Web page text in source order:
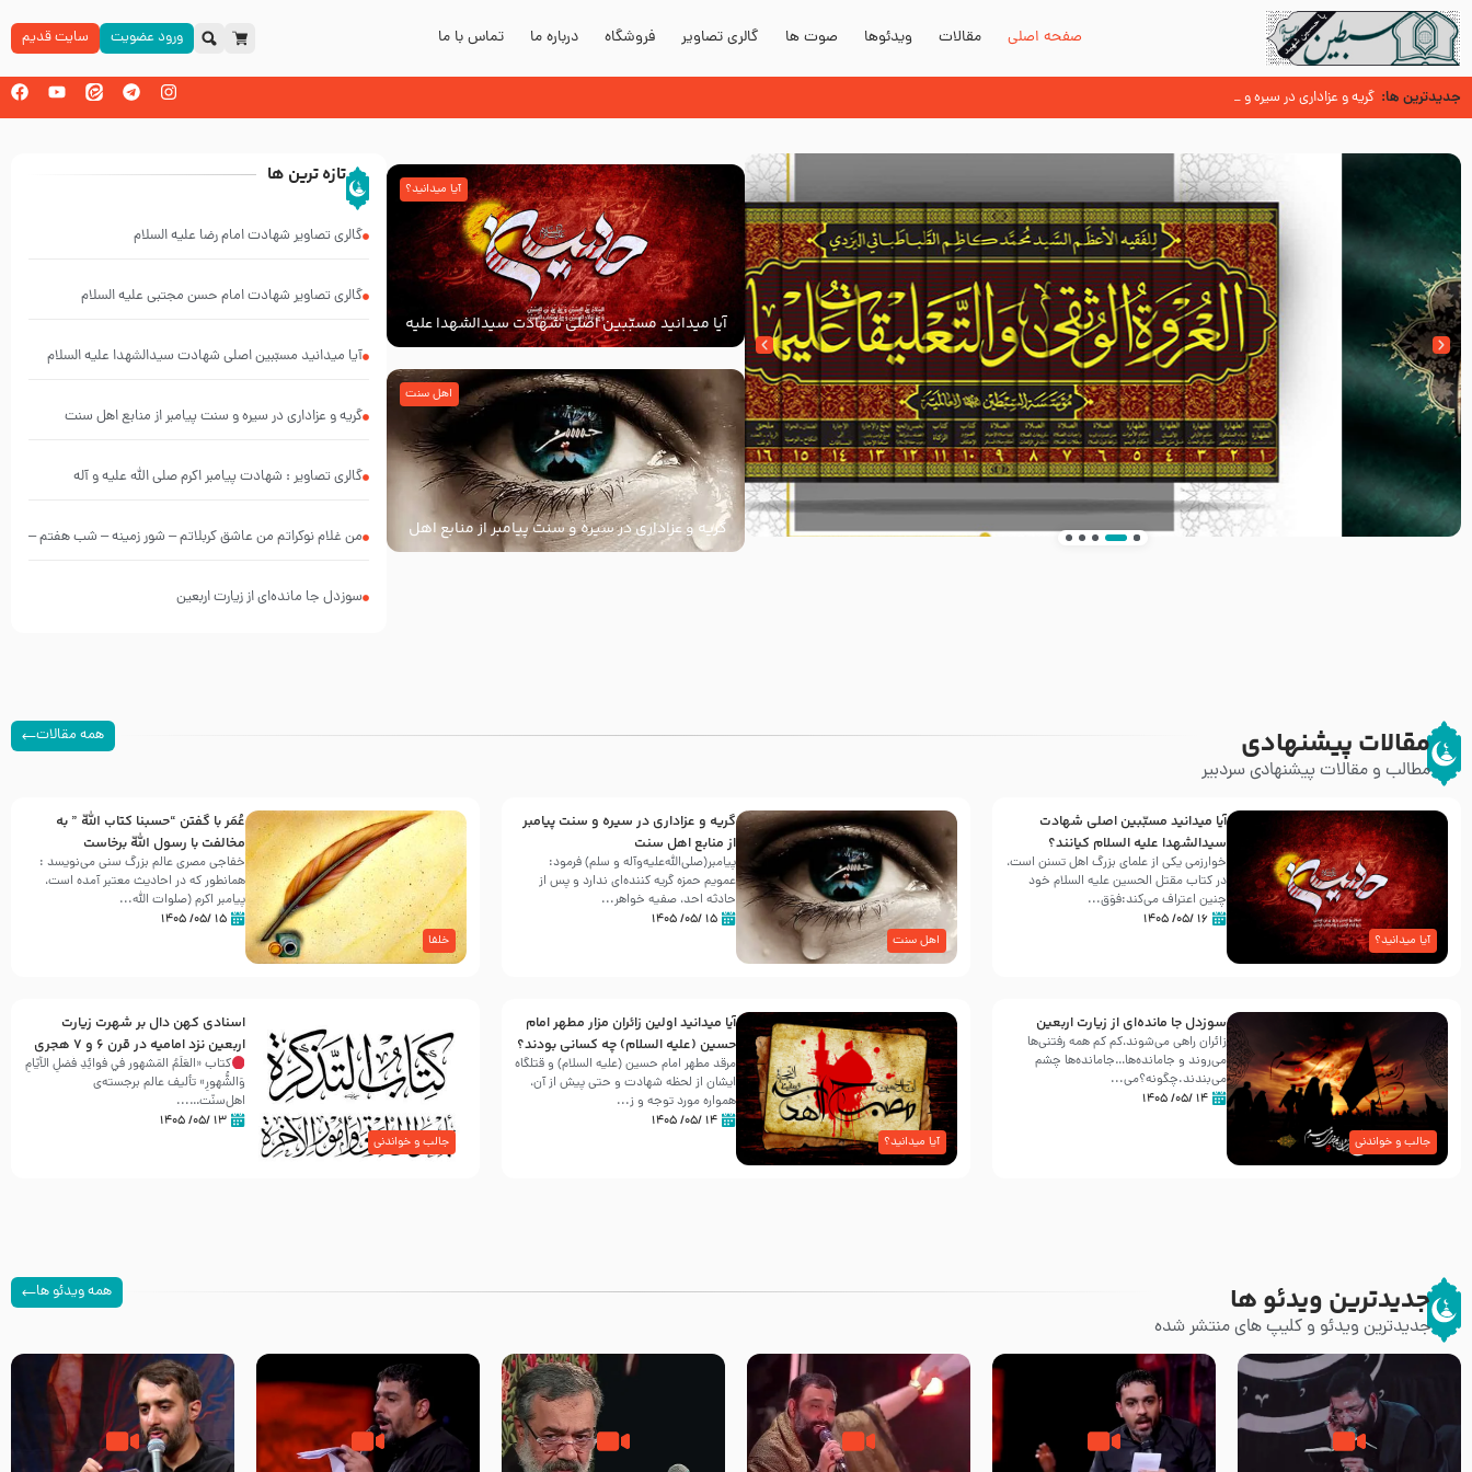
صفحه اصلی مقالات ویدئوها صوت ها گالری تصاویر فروشگاه درباره ما تماس با ما ورود عضویت سایت قدیم
جدیدترین ها: گریه و عزاداری در سیره و سنت پیامبر از منابع اهل سنت
عُمَر با گفتن “حسبنا كتاب اللّه ” به مخالفت با رسول اللّه برخاست
سوزدل جا مانده‌ای از زیارت اربعین
آیا میدانید مسبّبین اصلی شهادت سیدالشهدا علیه
‌السلام کیانند؟
آیا میدانید؟
گریه و عزاداری در سیره و سنت پیامبر از منابع اهل
سنت
اهل سنت
تازه ترین ها
گالری تصاویر شهادت امام رضا علیه السلام
گالری تصاویر شهادت امام حسن مجتبی علیه السلام
آیا میدانید مسبّبین اصلی شهادت سیدالشهدا علیه ‌السلام
گریه و عزاداری در سیره و سنت پیامبر از منابع اهل سنت
گالری تصاویر : شهادت پیامبر اکرم صلی الله علیه و آله
من غلام نوکراتم من عاشق کربلاتم – شور زمینه – شب هفتم –
سوزدل جا مانده‌ای از زیارت اربعین
مقالات پیشنهادی
مطالب و مقالات پیشنهادی سردبیر
همه مقالات
آیا میدانید؟
آیا میدانید مسبّبین اصلی شهادت
سیدالشهدا علیه ‌السلام کیانند؟
خوارزمی یکی از علمای بزرگ اهل تسنن است،
در کتاب مقتل الحسین علیه ‌السلام خود
چنین اعتراف می‌کند:فوَق...
۱۶ /۰۵/ ۱۴۰۵
اهل سنت
گریه و عزاداری در سیره و سنت پیامبر
از منابع اهل سنت
پیامبر(صلی‌الله‌علیه‌وآله و سلم) فرمود:
عمویم حمزه گریه کننده‌ای ندارد و پس از
حادثه احد، صفیه خواهر...
۱۵ /۰۵/ ۱۴۰۵
خلفا
عُمَر با گفتن “حسبنا كتاب اللّه ” به
مخالفت با رسول اللّه برخاست
خفاجی مصری عالم بزرگ سنی می‌نویسد :
همانطور که در احادیث معتبر آمده است،
پیامبر اکرم (صلوات اللّه...
۱۵ /۰۵/ ۱۴۰۵
جالب و خواندنی
سوزدل جا مانده‌ای از زیارت اربعین
زائران راهی می‌شوند،کم‌ کم همه رفتنی‌ها
می‌روند و جامانده‌ها…جامانده‌ها چشم
می‌بندند.چگونه؟می‌...
۱۴ /۰۵/ ۱۴۰۵
آیا میدانید؟
آیا میدانید اولین زائران مزار مطهر امام
حسین (علیه السلام) چه کسانی بودند؟
مرقد مطهر امام حسین (علیه السلام) و قتلگاه
ایشان از لحظه شهادت و حتی پیش از آن،
همواره مورد توجه و ز...
۱۴ /۰۵/ ۱۴۰۵
جالب و خواندنی
اسنادی کهن دال بر شهرت زیارت
اربعین نزد امامیه در قرن ۶ و ۷ هجری
کتاب «العَلَمُ المَشهور في فَوائِدِ فَضلِ الأيّامِ
وَالشُّهورِ» تألیف عالم برجسته‌ی
اهل‌سنّت…...
۱۳ /۰۵/ ۱۴۰۵
جدیدترین ویدئو ها
جدیدترین ویدئو و کلیپ های منتشر شده
همه ویدئو ها